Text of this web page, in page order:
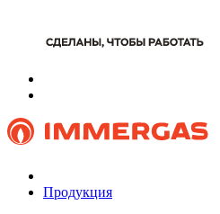
Продукция